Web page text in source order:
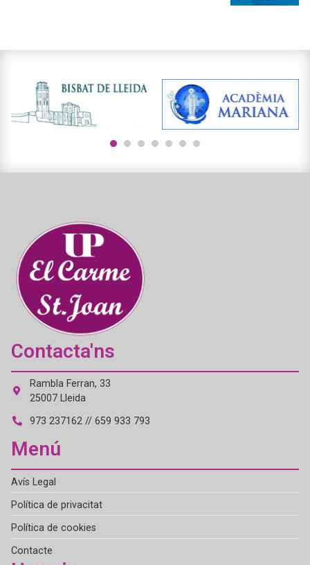
Contacta'ns
Rambla Ferran, 33
25007 Lleida
973 237162 // 659 933 793
Menú
Avís Legal
Política de privacitat
Política de cookies
Contacte